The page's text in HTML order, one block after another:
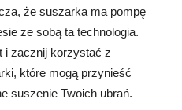
że suszarka ma pompę
ze sobą ta technologia.
i zacznij korzystać z
które mogą przynieść
suszenie Twoich ubrań.